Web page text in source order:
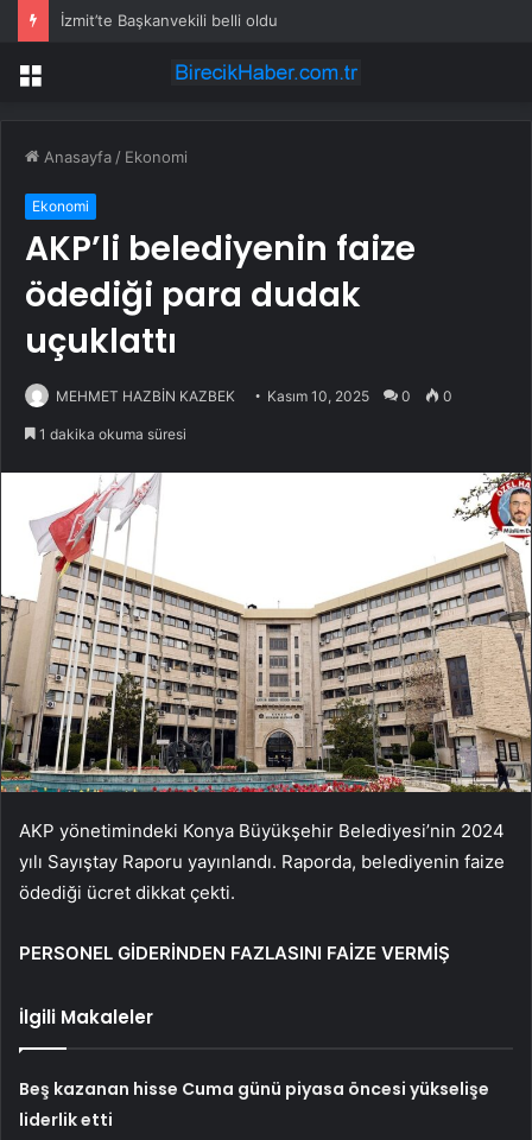
İzmit’te Başkanvekili belli oldu
Menü
Anasayfa / Ekonomi
Ekonomi
AKP’li belediyenin faize
ödediği para dudak
uçuklattı
MEHMET HAZBİN KAZBEK Kasım 10, 2025 0 0
1 dakika okuma süresi
AKP yönetimindeki Konya Büyükşehir Belediyesi’nin 2024
yılı Sayıştay Raporu yayınlandı. Raporda, belediyenin faize
ödediği ücret dikkat çekti.
PERSONEL GİDERİNDEN FAZLASINI FAİZE VERMİŞ
İlgili Makaleler
Beş kazanan hisse Cuma günü piyasa öncesi yükselişe
liderlik etti